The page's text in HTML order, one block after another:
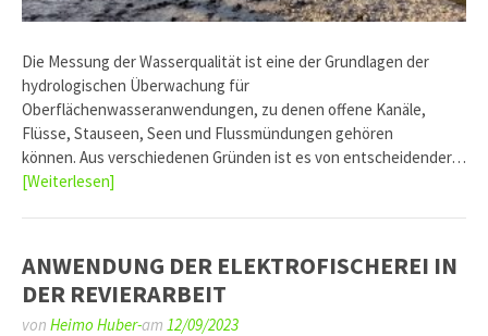
Die Messung der Wasserqualität ist eine der Grundlagen der
hydrologischen Überwachung für
Oberflächenwasseranwendungen, zu denen offene Kanäle,
Flüsse, Stauseen, Seen und Flussmündungen gehören
können. Aus verschiedenen Gründen ist es von entscheidender…
[Weiterlesen]
ANWENDUNG DER ELEKTROFISCHEREI IN
DER REVIERARBEIT
von Heimo Huber-am 12/09/2023